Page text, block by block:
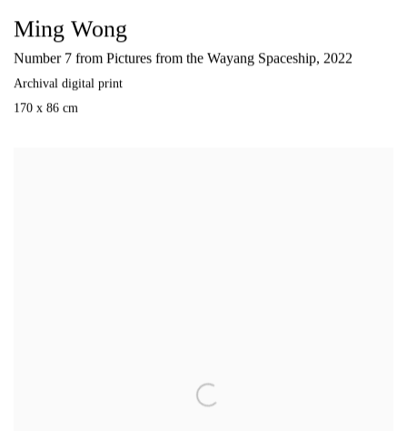
Ming Wong
Number 7 from Pictures from the Wayang Spaceship, 2022
Archival digital print
170 x 86 cm